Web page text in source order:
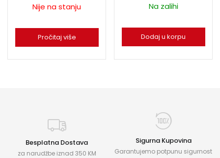
Nije na stanju
Pročitaj više
Na zalihi
Dodaj u korpu
Besplatna Dostava
za narudžbe iznad 350 KM
Sigurna Kupovina
Garantujemo potpunu sigurnost